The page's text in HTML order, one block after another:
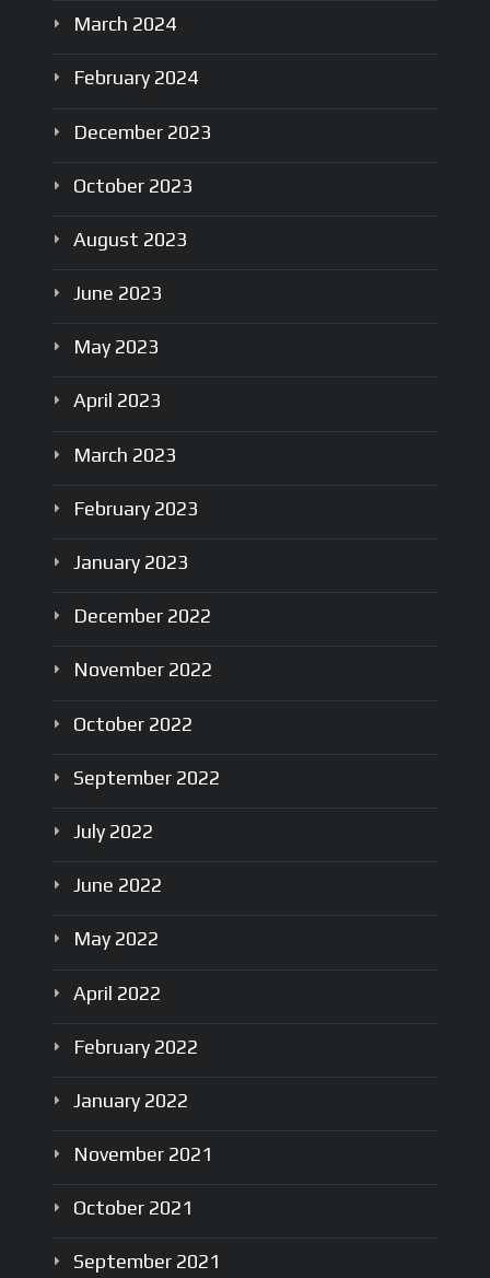
March 2024
February 2024
December 2023
October 2023
August 2023
June 2023
May 2023
April 2023
March 2023
February 2023
January 2023
December 2022
November 2022
October 2022
September 2022
July 2022
June 2022
May 2022
April 2022
February 2022
January 2022
November 2021
October 2021
September 2021